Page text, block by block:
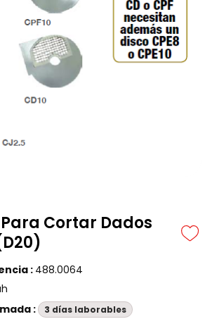
Cortar Dados
: 488.0064
:
3 días laborables